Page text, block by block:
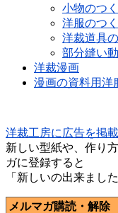
小物のつ
洋服のつ
洋裁道具
部分縫い
洋裁漫画
漫画の資料用洋
洋裁工房に広告を掲
新しい型紙や、作り
ガに登録すると
「新しいの出来まし
メルマガ購読・解除